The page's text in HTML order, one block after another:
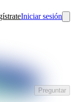
Iniciar sesión
Preguntar